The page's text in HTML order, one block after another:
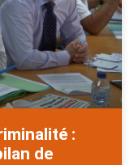
:
de